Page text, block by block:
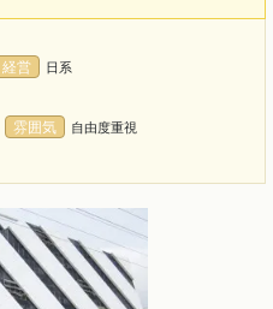
経営 日系
雰囲気 自由度重視